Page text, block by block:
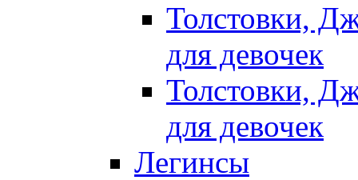
Толстовки,
для девочек
Толстовки,
для девочек
Легинсы